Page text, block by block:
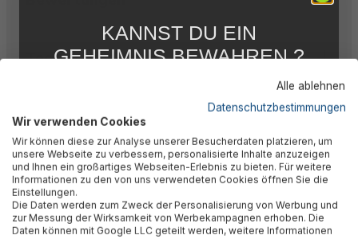
Technische Daten
Warnhinweise
Herstellerinformation
Alle ablehnen
Datenschutzbestimmungen
Wir verwenden Cookies
Wir können diese zur Analyse unserer Besucherdaten platzieren, um
unsere Webseite zu verbessern, personalisierte Inhalte anzuzeigen
und Ihnen ein großartiges Webseiten-Erlebnis zu bieten. Für weitere
Informationen zu den von uns verwendeten Cookies öffnen Sie die
Einstellungen.
Die Daten werden zum Zweck der Personalisierung von Werbung und
zur Messung der Wirksamkeit von Werbekampagnen erhoben. Die
Daten können mit Google LLC geteilt werden, weitere Informationen
KANNST DU EIN
GEHEIMNIS BEWAHREN ?
FÜR DICH
Abonniere jetzt unseren kostenlosen
Newsletter, verpasse keine Neuigkeiten und
Aktionen mehr und sichere Dir 5 %
Willkommensrabatt auf nicht reduzierte Ware
bei Deiner ersten Bestellung !*
Email